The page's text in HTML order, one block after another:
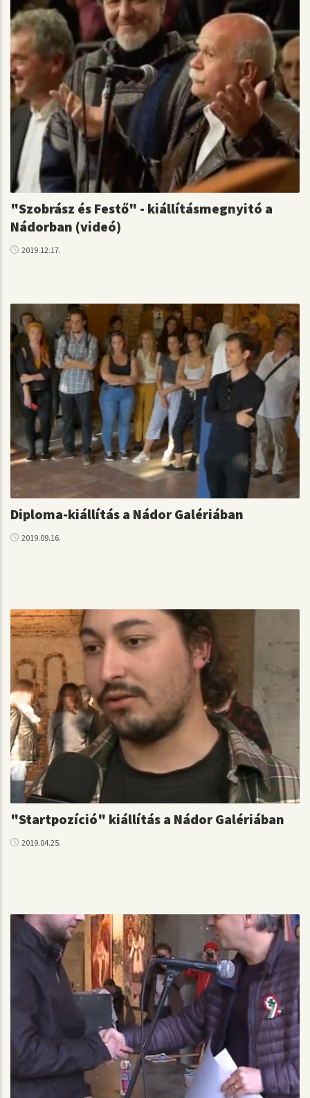
"Szobrász és Festő" - kiállításmegnyitó a
Nádorban (videó)
2019.12.17.
Diploma-kiállítás a Nádor Galériában
2019.09.16.
"Startpozíció" kiállítás a Nádor Galériában
2019.04.25.